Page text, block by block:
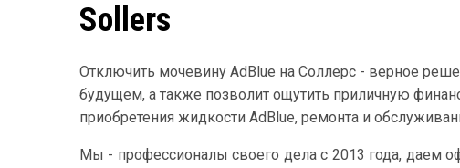
Sollers
Отключить мочевину AdBlue на Соллерс - верное
будущем, а также позволит ощутить приличную
приобретения жидкости AdBlue, ремонта и
Мы - профессионалы своего дела с 2013 года, даем